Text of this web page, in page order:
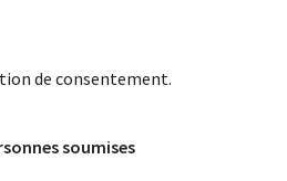
de consentement.
soumises